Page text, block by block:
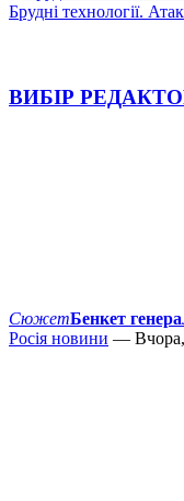
Брудні технології.
ВИБІР
СюжетБенкет
Росія новини —